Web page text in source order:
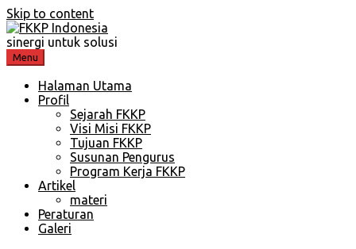
Skip to content
sinergi untuk solusi
Menu
Halaman Utama
Profil
Sejarah FKKP
Visi Misi FKKP
Tujuan FKKP
Susunan Pengurus
Program Kerja FKKP
Artikel
materi
Peraturan
Galeri